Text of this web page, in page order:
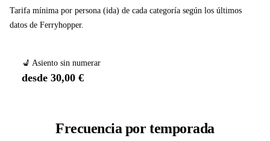
Tarifa mínima por persona (ida) de cada categoría según los últimos
datos de Ferryhopper.
💺 Asiento sin numerar
desde 30,00 €
Frecuencia por temporada